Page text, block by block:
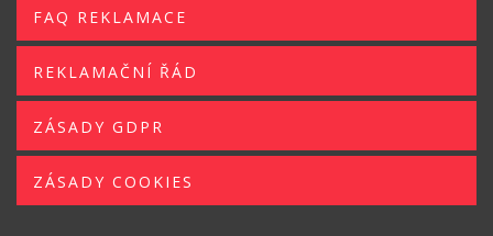
FAQ REKLAMACE
REKLAMAČNÍ ŘÁD
ZÁSADY GDPR
ZÁSADY COOKIES